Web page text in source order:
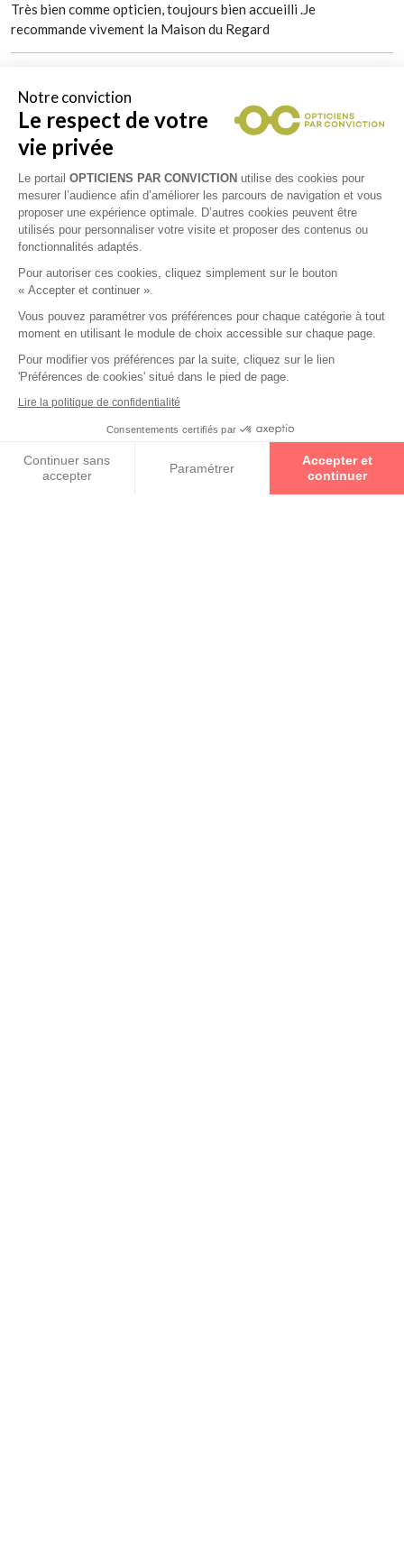
Très bien comme opticien, toujours bien accueilli .Je
recommande vivement la Maison du Regard
Collections
Notre conviction
Le respect de votre
vie privée
Le portail OPTICIENS PAR CONVICTION utilise des cookies pour
mesurer l’audience afin d’améliorer les parcours de navigation et vous
proposer une expérience optimale. D’autres cookies peuvent être
utilisés pour personnaliser votre visite et proposer des contenus ou
fonctionnalités adaptés.
Pour autoriser ces cookies, cliquez simplement sur le bouton
« Accepter et continuer ».
Vous pouvez paramétrer vos préférences pour chaque catégorie à tout
moment en utilisant le module de choix accessible sur chaque page.
Pour modifier vos préférences par la suite, cliquez sur le lien
'Préférences de cookies' situé dans le pied de page.
Lire la politique de confidentialité
Consentements certifiés par
Continuer sans
accepter
Paramétrer
Accepter et
continuer